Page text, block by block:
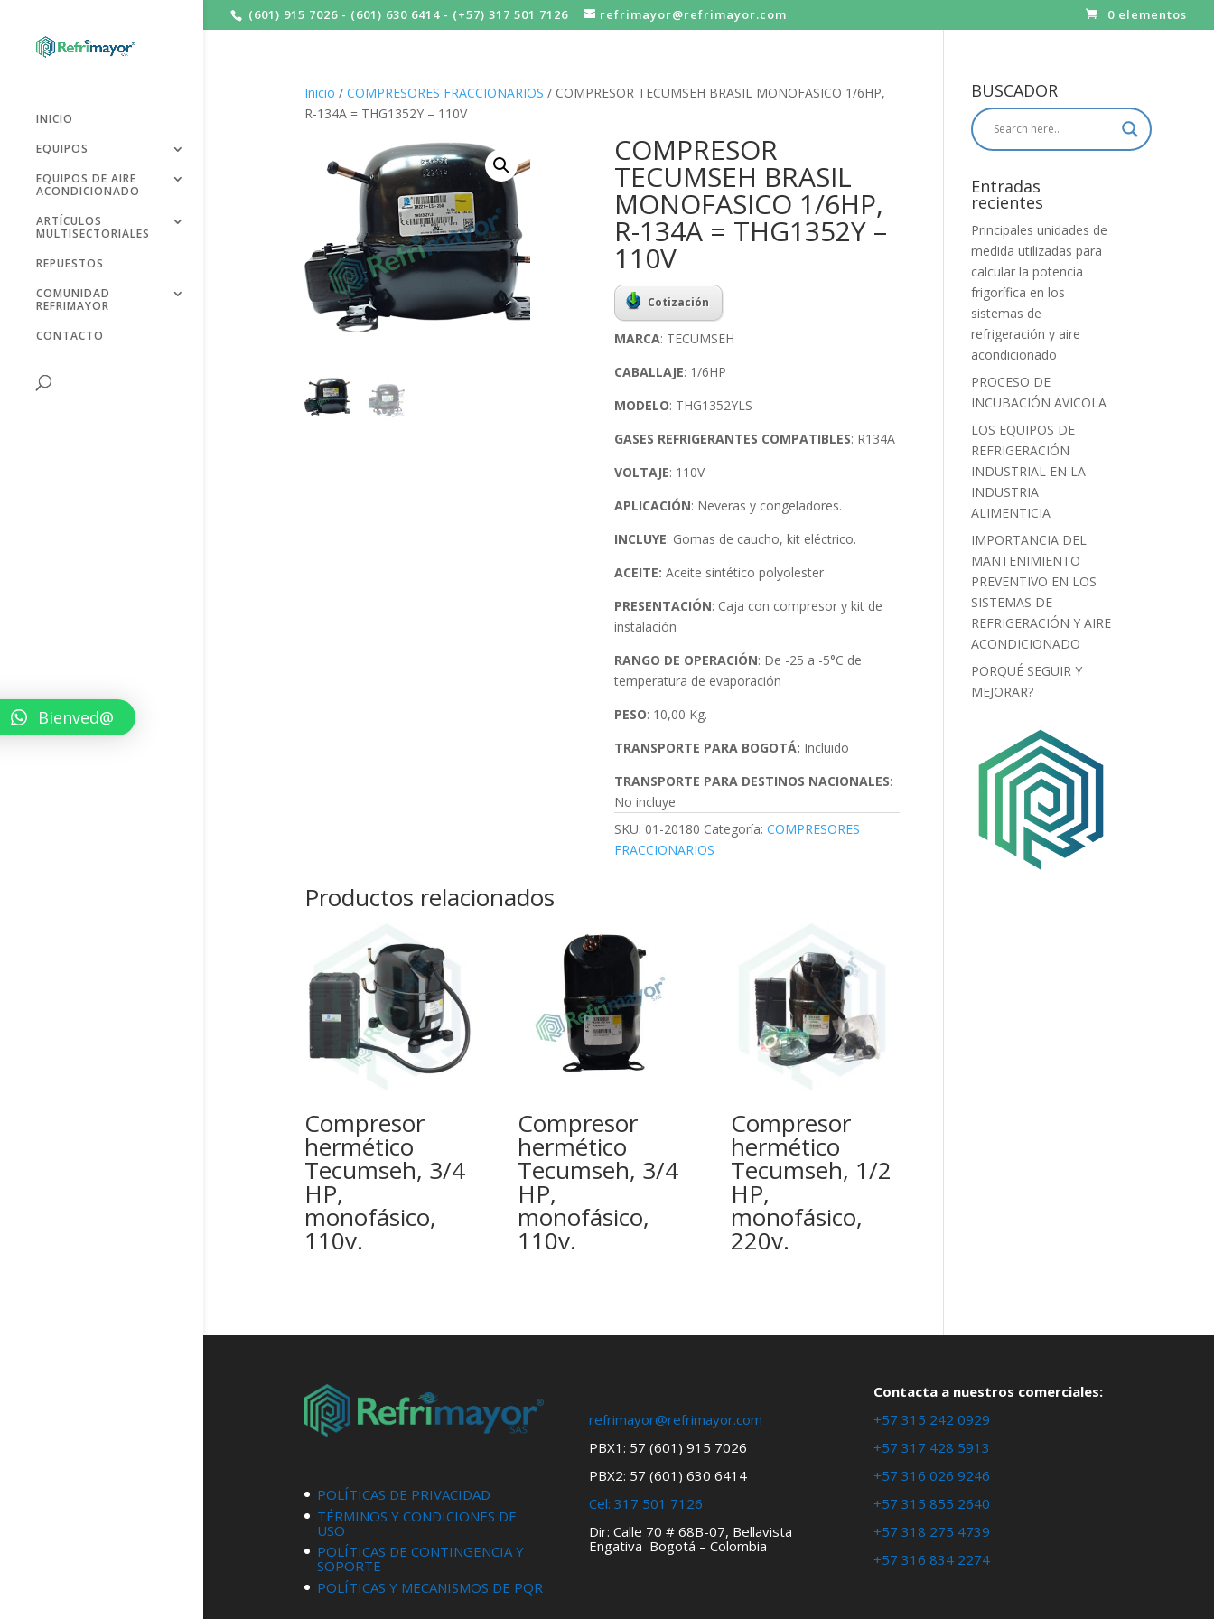
(601) 915 7026 - (601) 630 6414 - (+57) 317 501 7126 refrimayor@refrimayor.com 0 elementos
INICIO
EQUIPOS
EQUIPOS DE AIRE
ACONDICIONADO
ARTÍCULOS
MULTISECTORIALES
REPUESTOS
COMUNIDAD
REFRIMAYOR
CONTACTO
Inicio / COMPRESORES FRACCIONARIOS / COMPRESOR TECUMSEH BRASIL MONOFASICO 1/6HP,
R-134A = THG1352Y – 110V
COMPRESOR
TECUMSEH BRASIL
MONOFASICO 1/6HP,
R-134A = THG1352Y –
110V
Cotización
MARCA: TECUMSEH
CABALLAJE: 1/6HP
MODELO: THG1352YLS
GASES REFRIGERANTES COMPATIBLES: R134A
VOLTAJE: 110V
APLICACIÓN: Neveras y congeladores.
INCLUYE: Gomas de caucho, kit eléctrico.
ACEITE: Aceite sintético polyolester
PRESENTACIÓN: Caja con compresor y kit de
instalación
RANGO DE OPERACIÓN: De -25 a -5°C de
temperatura de evaporación
PESO: 10,00 Kg.
TRANSPORTE PARA BOGOTÁ: Incluido
TRANSPORTE PARA DESTINOS NACIONALES:
No incluye
SKU: 01-20180 Categoría: COMPRESORES
FRACCIONARIOS
Productos relacionados
Compresor
hermético
Tecumseh, 3/4
HP,
monofásico,
110v.
Compresor
hermético
Tecumseh, 3/4
HP,
monofásico,
110v.
Compresor
hermético
Tecumseh, 1/2
HP,
monofásico,
220v.
BUSCADOR
Entradas
recientes
Principales unidades de
medida utilizadas para
calcular la potencia
frigorífica en los
sistemas de
refrigeración y aire
acondicionado
PROCESO DE
INCUBACIÓN AVICOLA
LOS EQUIPOS DE
REFRIGERACIÓN
INDUSTRIAL EN LA
INDUSTRIA
ALIMENTICIA
IMPORTANCIA DEL
MANTENIMIENTO
PREVENTIVO EN LOS
SISTEMAS DE
REFRIGERACIÓN Y AIRE
ACONDICIONADO
PORQUÉ SEGUIR Y
MEJORAR?
POLÍTICAS DE PRIVACIDAD
TÉRMINOS Y CONDICIONES DE
USO
POLÍTICAS DE CONTINGENCIA Y
SOPORTE
POLÍTICAS Y MECANISMOS DE PQR
refrimayor@refrimayor.com
PBX1: 57 (601) 915 7026
PBX2: 57 (601) 630 6414
Cel: 317 501 7126
Dir: Calle 70 # 68B-07, Bellavista
Engativa Bogotá – Colombia
Contacta a nuestros comerciales:
+57 315 242 0929
+57 317 428 5913
+57 316 026 9246
+57 315 855 2640
+57 318 275 4739
+57 316 834 2274
Bienved@